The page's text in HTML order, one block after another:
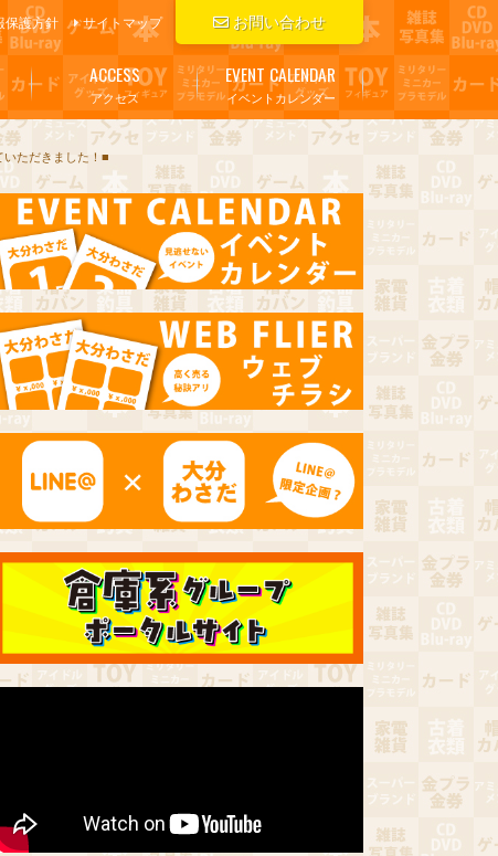
お問い合わせ
保護方針 サイトマップ
アクセス
ACCESS
イベントカレンダー
EVENT CALENDAR
いただきました！■